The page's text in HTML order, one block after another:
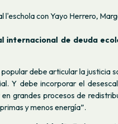
l'eschola con Yayo Herrero,
internacional de deuda
debe articular la justicia
Y debe incorporar el
grandes procesos de
y menos energía”.